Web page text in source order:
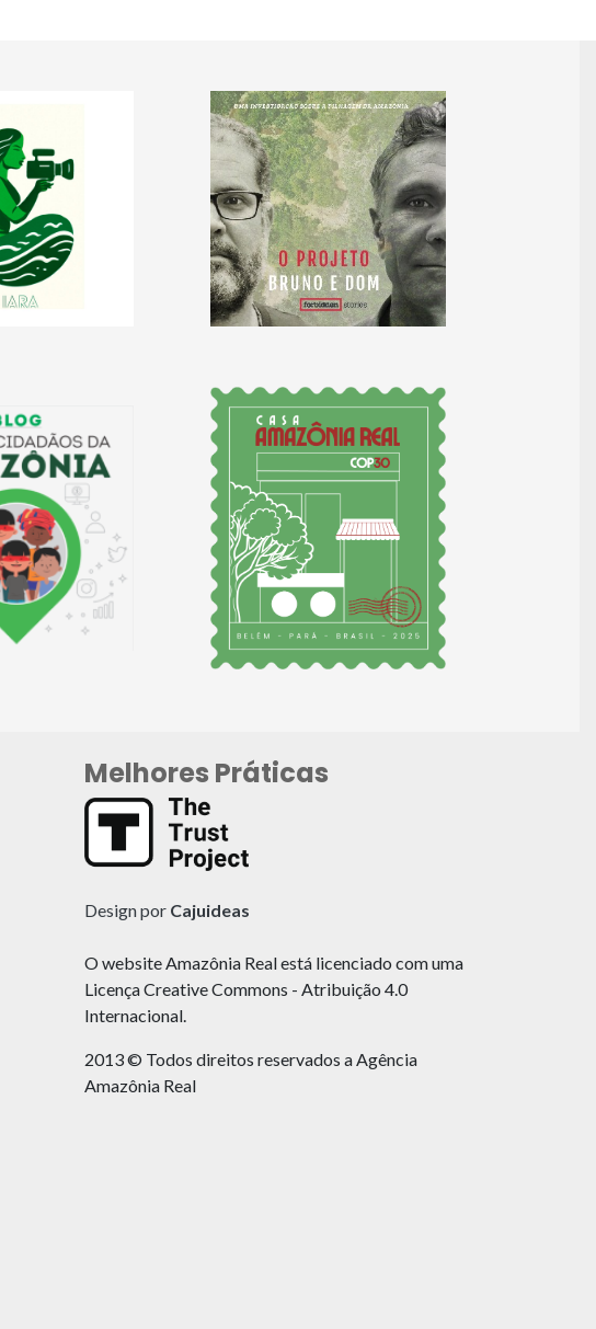
Melhores Práticas
Design por Cajuideas
O website Amazônia Real está licenciado com uma
Licença Creative Commons - Atribuição 4.0
Internacional.
2013 © Todos direitos reservados a Agência
Amazônia Real